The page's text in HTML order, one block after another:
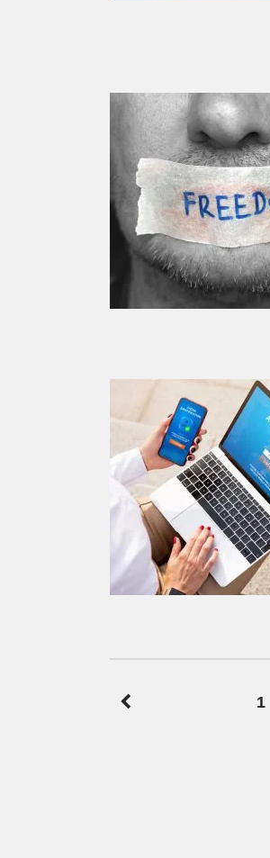
Bejegyzések
1